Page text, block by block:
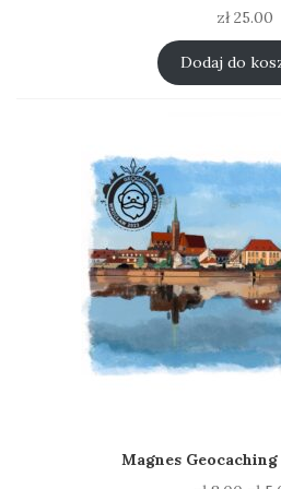
zł25.00
Dodaj do
Magnes